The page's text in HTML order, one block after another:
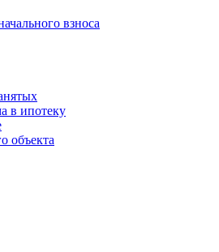
взноса
в ипотеку
объекта